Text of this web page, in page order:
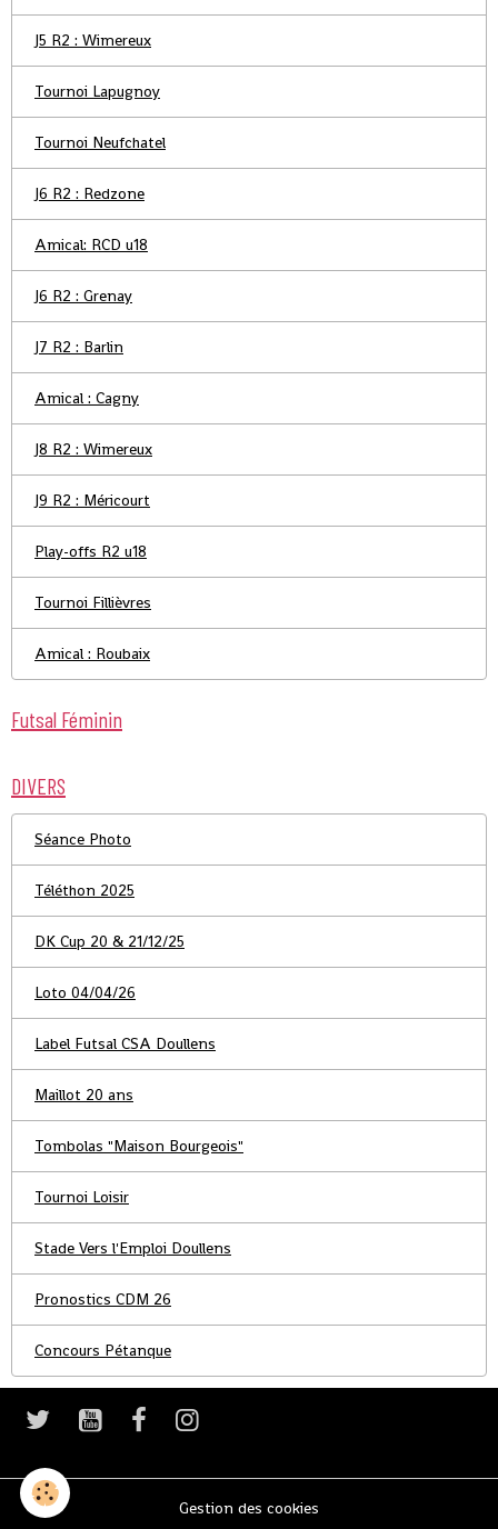
J5 R2 : Wimereux
Tournoi Lapugnoy
Tournoi Neufchatel
J6 R2 : Redzone
Amical: RCD u18
J6 R2 : Grenay
J7 R2 : Barlin
Amical : Cagny
J8 R2 : Wimereux
J9 R2 : Méricourt
Play-offs R2 u18
Tournoi Fillièvres
Amical : Roubaix
Futsal Féminin
DIVERS
Séance Photo
Téléthon 2025
DK Cup 20 & 21/12/25
Loto 04/04/26
Label Futsal CSA Doullens
Maillot 20 ans
Tombolas "Maison Bourgeois"
Tournoi Loisir
Stade Vers l'Emploi Doullens
Pronostics CDM 26
Concours Pétanque
Gestion des cookies